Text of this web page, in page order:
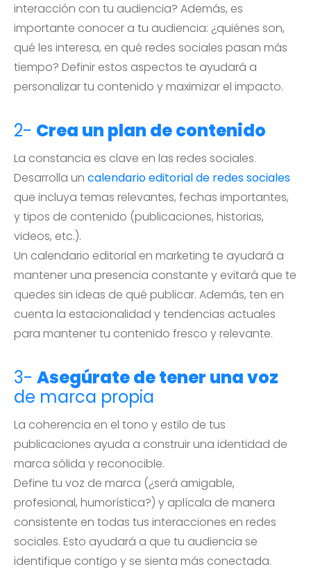
interacción con tu audiencia? Además, es
importante conocer a tu audiencia: ¿quiénes son,
qué les interesa, en qué redes sociales pasan más
tiempo? Definir estos aspectos te ayudará a
personalizar tu contenido y maximizar el impacto.
2- Crea un plan de contenido
La constancia es clave en las redes sociales.
Desarrolla un calendario editorial de redes sociales
que incluya temas relevantes, fechas importantes,
y tipos de contenido (publicaciones, historias,
videos, etc.).
Un calendario editorial en marketing te ayudará a
mantener una presencia constante y evitará que te
quedes sin ideas de qué publicar. Además, ten en
cuenta la estacionalidad y tendencias actuales
para mantener tu contenido fresco y relevante.
3- Asegúrate de tener una voz
de marca propia
La coherencia en el tono y estilo de tus
publicaciones ayuda a construir una identidad de
marca sólida y reconocible.
Define tu voz de marca (¿será amigable,
profesional, humorística?) y aplícala de manera
consistente en todas tus interacciones en redes
sociales. Esto ayudará a que tu audiencia se
identifique contigo y se sienta más conectada.